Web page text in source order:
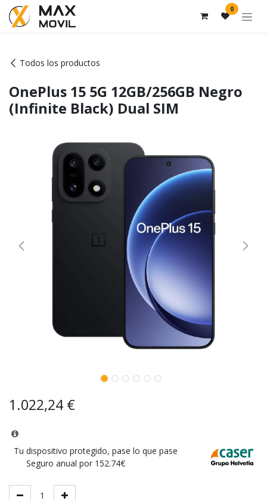
Ir al contenido 0
Todos los productos
OnePlus 15 5G 12GB/256GB Negro
(Infinite Black) Dual SIM
1.022,24 €
Tu dispositivo protegido, pase lo que pase
Seguro anual por 152.74€